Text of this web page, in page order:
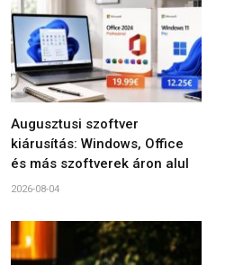
Augusztusi szoftver
kiárusítás: Windows, Office
és más szoftverek áron alul
2026-08-04